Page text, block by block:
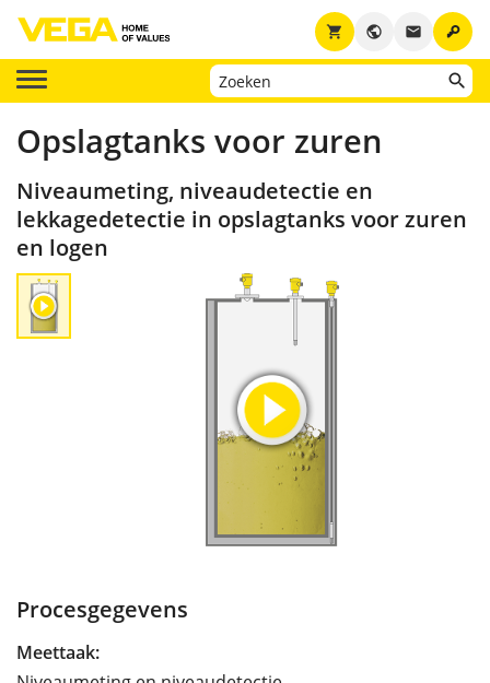
key
email
public
shopping_cart
Opslagtanks voor zuren
Niveaumeting, niveaudetectie en
lekkagedetectie in opslagtanks voor zuren
en logen
Procesgegevens
Meettaak: